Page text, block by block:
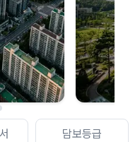
담보등급